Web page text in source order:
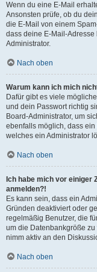
Wenn du eine E-Mail
Ansonsten prüfe, ob du
die E-Mail von einem
dass deine E-Mail-
Administrator.
Nach oben
Warum kann ich mich
Dafür gibt es viele
und dein Passwort richtig
Board-Administrator, um
ebenfalls möglich, dass
welches ein Administrator
Nach oben
Ich habe mich vor
anmelden?!
Es kann sein, dass ein
Gründen deaktiviert oder
regelmäßig Benutzer, die
um die Datenbankgröße
nimm aktiv an den
Nach oben